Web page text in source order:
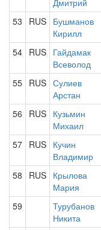
Дмитрий
53
RUS Бушманов
Кирилл
54 RUS Гайдамак
Всеволод
55 RUS Сулиев
Арстан
56 RUS Кузьмин
Михаил
57 RUS Кучин
Владимир
58 RUS Крылова
Мария
59
Турубанов
Никита